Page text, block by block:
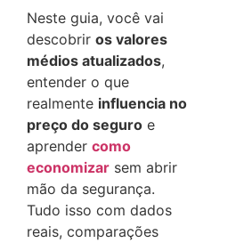
Neste guia, você vai
descobrir os valores
médios atualizados,
entender o que
realmente influencia no
preço do seguro e
aprender como
economizar sem abrir
mão da segurança.
Tudo isso com dados
reais, comparações